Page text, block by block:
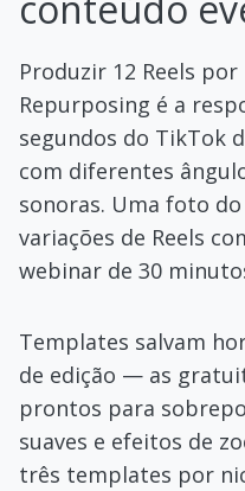
Produzir 12 Reels
Repurposing é a
segundos do TikTok
com diferentes
sonoras. Uma foto
variações de Reels
webinar de 30
Templates salvam
de edição — as
prontos para
suaves e efeitos de
três templates por